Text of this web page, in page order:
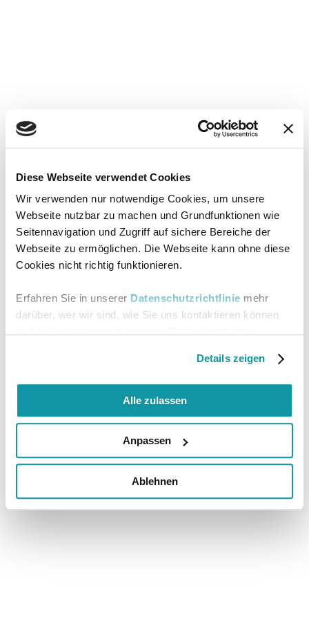
Diese Webseite verwendet Cookies
Wir verwenden nur notwendige Cookies, um unsere
Webseite nutzbar zu machen und Grundfunktionen wie
Seitennavigation und Zugriff auf sichere Bereiche der
Webseite zu ermöglichen. Die Webseite kann ohne diese
Cookies nicht richtig funktionieren.
Erfahren Sie in unserer Datenschutzrichtlinie mehr
darüber, wer wir sind, wie Sie uns kontaktieren können
Details zeigen
Alle zulassen
Anpassen
Ablehnen